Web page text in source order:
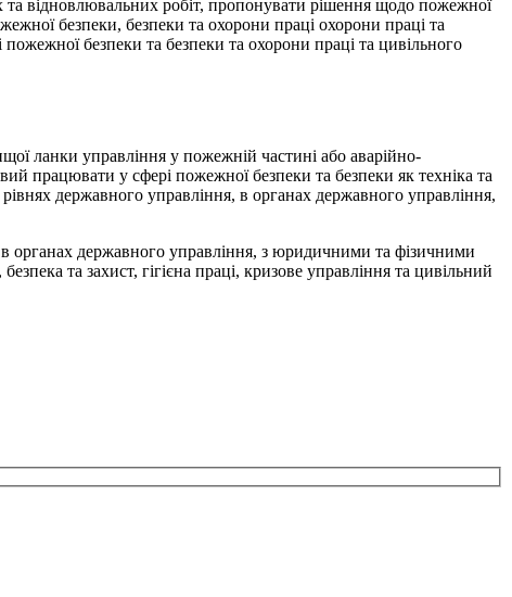
та відновлювальних робіт, пропонувати рішення щодо пожежної
безпеки, безпеки та охорони праці охорони праці та
пожежної безпеки та безпеки та охорони праці та цивільного
ланки управління у пожежній частині або аварійно-
працювати у сфері пожежної безпеки та безпеки як техніка та
державного управління, в органах державного управління,
органах державного управління, з юридичними та фізичними
та захист, гігієна праці, кризове управління та цивільний